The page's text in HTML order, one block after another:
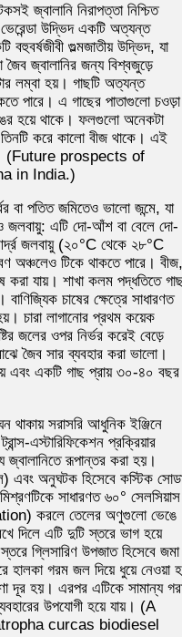
জ্বালানি নিরাপত্তা নিশ্চিত
উদ্ভিদ একটি অত্যন্ত
গুল্মজাতীয় উদ্ভিদ, যা
জ্বালানির জন্য বিশ্বজুড়ে
লম্বা হয়। গাছটি অত্যন্ত
পারে। এ গাছের পাতাগুলো চওড়া
হয়ে থাকে। ফলগুলো অনেকটা
করে কালো বীজ থাকে। এই
(Future prospects of
in India.)
বা পতিত জমিতেও ভালো জন্মে, যা
জলবায়ু: এটি দো-আঁশ বা বেলে দো-
জলবায়ু (২০°C থেকে ২৮°C
অঞ্চলেও টিকে থাকতে পারে। বীজ,
যায়। শাখা কলম পদ্ধতিতে
চাষের ক্ষেত্রে সাধারণত
চারা লাগানোর প্রথম কয়েক
জলের ওপর নির্ভর করেই বেড়ে
জৈব সার ব্যবহার করা ভালো।
এবং একটি গাছ প্রায় ৩০-৪০ বছর
থাকায় সরাসরি আধুনিক ইঞ্জিনে
এস্টারিফিকেশন প্রক্রিয়ার
জ্বালানিতে রূপান্তর করা হয়।
এবং অনুঘটক হিসেবে কস্টিক
সাধারণত ৬০° সেলসিয়াস
করলে তেলের অণুগুলো ভেঙে
দিলে এটি দুটি স্তরে ভাগ হয়ে
গ্লিসারিণ উপজাত হিসেবে জমা
হালকা গরম জল দিয়ে ধুয়ে নেওয়া
দূর হয়। এরপর এটিকে সামান্য
উপযোগী হয়ে যায়। (A
curcas biodiesel